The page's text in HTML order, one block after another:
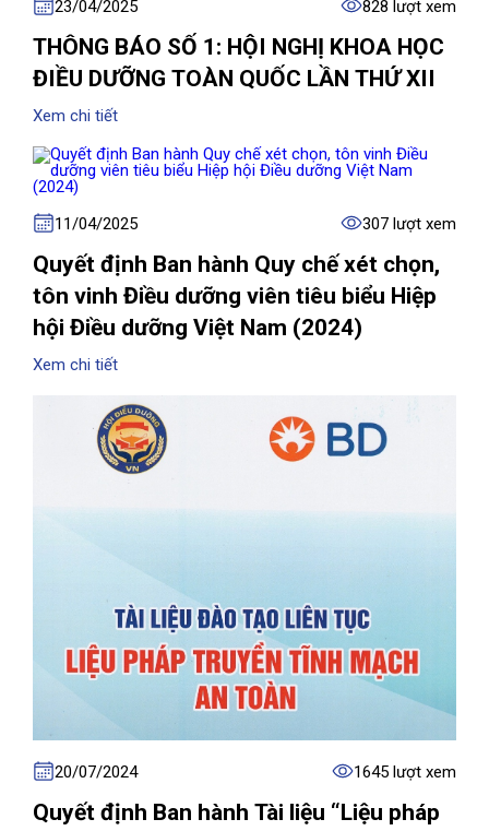
23/04/2025 828 lượt xem
THÔNG BÁO SỐ 1: HỘI NGHỊ KHOA HỌC
ĐIỀU DƯỠNG TOÀN QUỐC LẦN THỨ XII
Xem chi tiết
11/04/2025 307 lượt xem
Quyết định Ban hành Quy chế xét chọn,
tôn vinh Điều dưỡng viên tiêu biểu Hiệp
hội Điều dưỡng Việt Nam (2024)
Xem chi tiết
20/07/2024 1645 lượt xem
Quyết định Ban hành Tài liệu “Liệu pháp